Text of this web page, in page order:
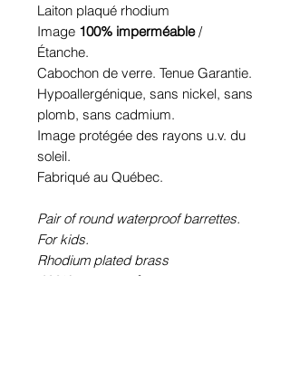
Laiton plaqué rhodium
Image 100% imperméable/
Étanche.
Cabochon de verre. Tenue Garantie.
Hypoallergénique, sans nickel, sans
plomb, sans cadmium.
Image protégée des rayons u.v. du
soleil.
Fabriqué au Québec.
Pair of round waterproof barrettes.
For kids.
Rhodium plated brass
100% waterproof